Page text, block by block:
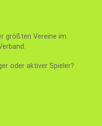
größten Vereine im
oder aktiver Spieler?